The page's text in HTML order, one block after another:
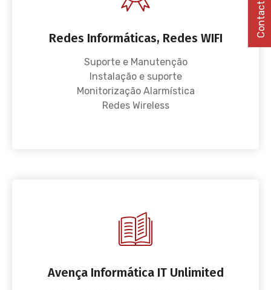
Redes Informáticas, Redes WIFI
Suporte e Manutenção
Instalação e suporte
Monitorização Alarmística
Redes Wireless
Avença Informática IT Unlimited
Contact